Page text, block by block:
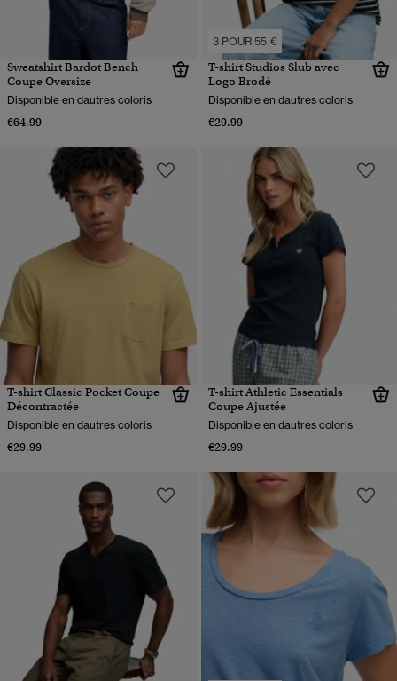
Sweatshirt Bardot Bench
Coupe Oversize
Disponible en dautres coloris
€64.99
3 POUR 55 €
T-shirt Studios Slub avec
Logo Brodé
Disponible en dautres coloris
€29.99
T-shirt Classic Pocket Coupe
Décontractée
Disponible en dautres coloris
€29.99
T-shirt Athletic Essentials
Coupe Ajustée
Disponible en dautres coloris
€29.99